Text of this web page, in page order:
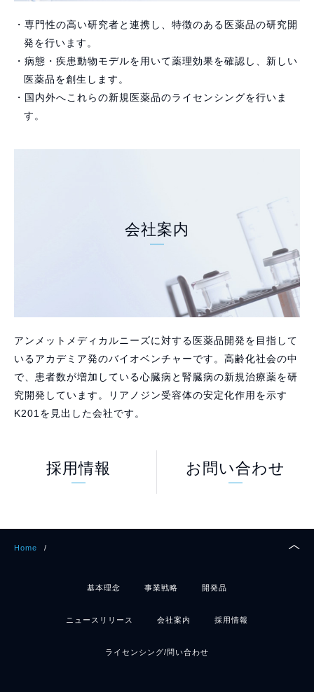
・専門性の高い研究者と連携し、特徴のある医薬品の研究開
発を行います。
・病態・疾患動物モデルを用いて薬理効果を確認し、新しい
医薬品を創生します。
・国内外へこれらの新規医薬品のライセンシングを行いま
す。
会社案内
アンメットメディカルニーズに対する医薬品開発を目指して
いるアカデミア発のバイオベンチャーです。高齢化社会の中
で、患者数が増加している心臓病と腎臓病の新規治療薬を研
究開発しています。リアノジン受容体の安定化作用を示す
K201を見出した会社です。
採用情報 お問い合わせ
Home /
基本理念 事業戦略 開発品
ニュースリリース 会社案内 採用情報
ライセンシング/問い合わせ